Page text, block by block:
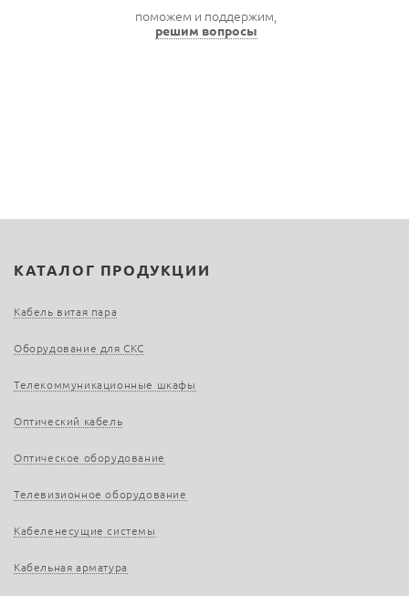
поможем и поддержим,
решим вопросы
КАТАЛОГ ПРОДУКЦИИ
Кабель витая пара
Оборудование для СКС
Телекоммуникационные шкафы
Оптический кабель
Оптическое оборудование
Телевизионное оборудование
Кабеленесущие системы
Кабельная арматура